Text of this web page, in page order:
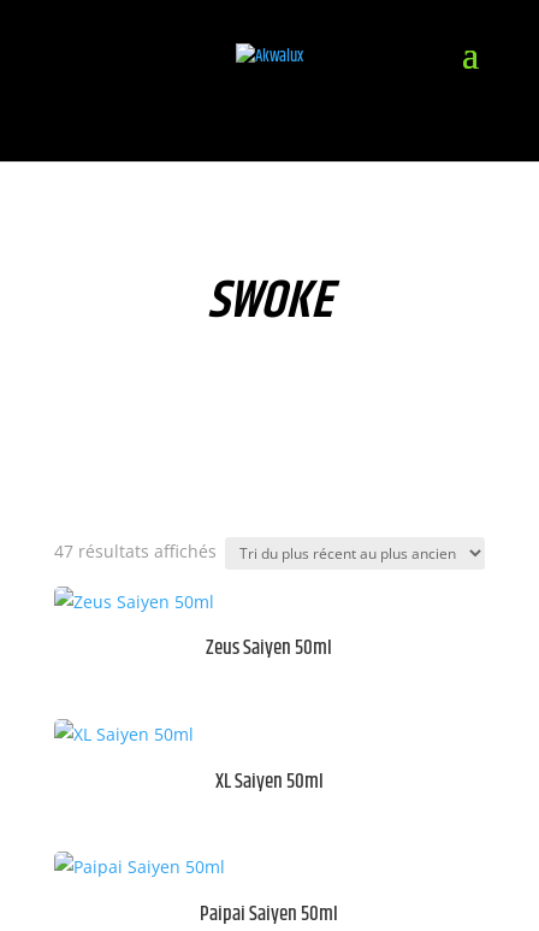
SWOKE
47 résultats affichésTrié
au
Zeus Saiyen 50ml
XL Saiyen 50ml
Paipai Saiyen 50ml